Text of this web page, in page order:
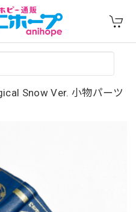
Snow Ver. 小物パーツ